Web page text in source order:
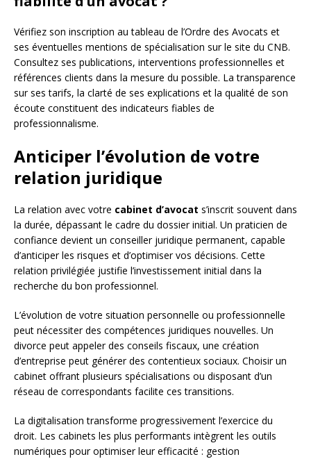
Vérifiez son inscription au tableau de l’Ordre des Avocats et
ses éventuelles mentions de spécialisation sur le site du CNB.
Consultez ses publications, interventions professionnelles et
références clients dans la mesure du possible. La transparence
sur ses tarifs, la clarté de ses explications et la qualité de son
écoute constituent des indicateurs fiables de
professionnalisme.
Anticiper l’évolution de votre
relation juridique
La relation avec votre cabinet d’avocat s’inscrit souvent dans
la durée, dépassant le cadre du dossier initial. Un praticien de
confiance devient un conseiller juridique permanent, capable
d’anticiper les risques et d’optimiser vos décisions. Cette
relation privilégiée justifie l’investissement initial dans la
recherche du bon professionnel.
L’évolution de votre situation personnelle ou professionnelle
peut nécessiter des compétences juridiques nouvelles. Un
divorce peut appeler des conseils fiscaux, une création
d’entreprise peut générer des contentieux sociaux. Choisir un
cabinet offrant plusieurs spécialisations ou disposant d’un
réseau de correspondants facilite ces transitions.
La digitalisation transforme progressivement l’exercice du
droit. Les cabinets les plus performants intègrent les outils
numériques pour optimiser leur efficacité : gestion